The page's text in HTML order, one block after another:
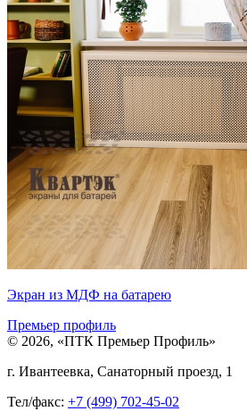
Экран из МДФ на батарею
Премьер профиль
© 2026, «ПТК Премьер Профиль»
г. Ивантеевка, Санаторный проезд, 1
Тел/факс: +7 (499) 702-45-02